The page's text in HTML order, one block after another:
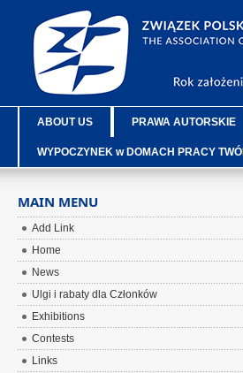
ABOUT US PRAWA AUTORSKIE
WYPOCZYNEK w DOMACH PRACY
MAIN MENU
Add Link
Home
News
Ulgi i rabaty dla Członków
Exhibitions
Contests
Links